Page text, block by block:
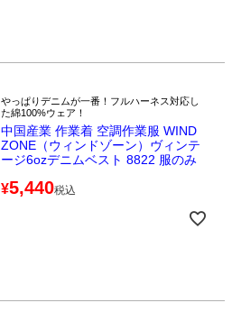
やっぱりデニムが一番！フルハーネス対応し
た綿100%ウェア！
中国産業 作業着 空調作業服 WIND
ZONE（ウィンドゾーン）ヴィンテ
ージ6ozデニムベスト 8822 服のみ
¥5,440税込